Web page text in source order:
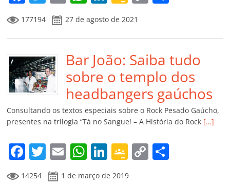
a
c
e
b
o
o
k
w
itt
er
m
ai
l
h
at
s
A
p
p
n
k
e
dI
n
o
o
gl
e
Cl
a
ss
ro
o
m
o
y
Li
n
k
p
ar
til
h
ar
177194 27 de agosto de 2021
Bar João: Saiba tudo
sobre o templo dos
headbangers gaúchos
Consultando os textos especiais sobre o Rock Pesado Gaúcho,
presentes na trilogia “Tá no Sangue! – A História do Rock […]
F
a
T
w
E
m
W
h
Li
n
G
o
C
o
14254 1 de março de 2019